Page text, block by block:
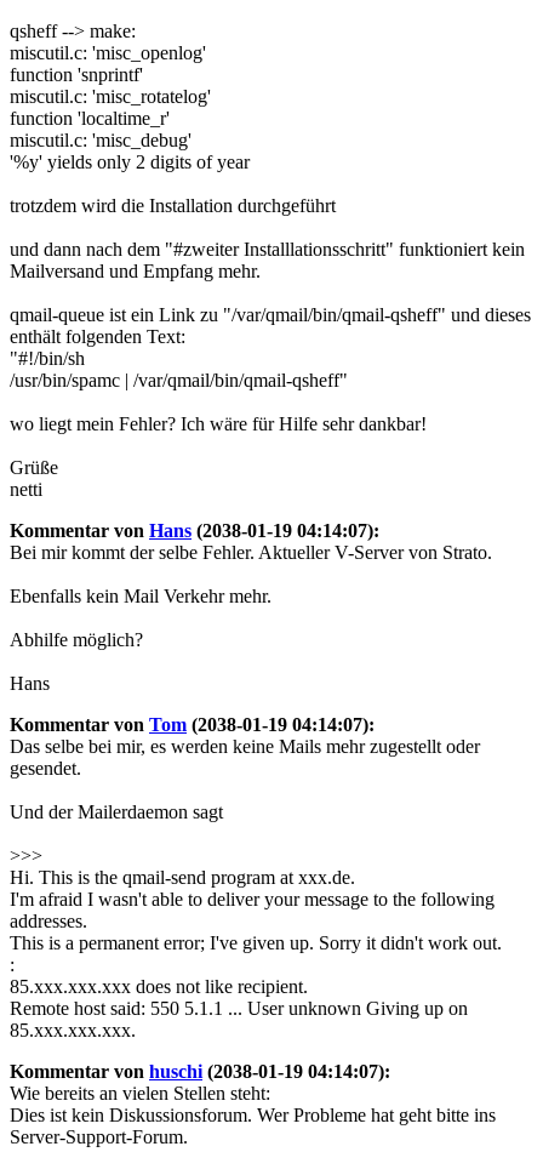
qsheff --> make:
miscutil.c: 'misc_openlog'
function 'snprintf'
miscutil.c: 'misc_rotatelog'
function 'localtime_r'
miscutil.c: 'misc_debug'
'%y' yields only 2 digits of year
trotzdem wird die Installation durchgeführt
und dann nach dem "#zweiter Installlationsschritt" funktioniert kein
Mailversand und Empfang mehr.
qmail-queue ist ein Link zu "/var/qmail/bin/qmail-qsheff" und dieses
enthält folgenden Text:
"#!/bin/sh
/usr/bin/spamc | /var/qmail/bin/qmail-qsheff"
wo liegt mein Fehler? Ich wäre für Hilfe sehr dankbar!
Grüße
netti
Kommentar von Hans (2038-01-19 04:14:07):
Bei mir kommt der selbe Fehler. Aktueller V-Server von Strato.
Ebenfalls kein Mail Verkehr mehr.
Abhilfe möglich?
Hans
Kommentar von Tom (2038-01-19 04:14:07):
Das selbe bei mir, es werden keine Mails mehr zugestellt oder
gesendet.
Und der Mailerdaemon sagt
>>>
Hi. This is the qmail-send program at xxx.de.
I'm afraid I wasn't able to deliver your message to the following
addresses.
This is a permanent error; I've given up. Sorry it didn't work out.
:
85.xxx.xxx.xxx does not like recipient.
Remote host said: 550 5.1.1 ... User unknown Giving up on
85.xxx.xxx.xxx.
Kommentar von huschi (2038-01-19 04:14:07):
Wie bereits an vielen Stellen steht:
Dies ist kein Diskussionsforum. Wer Probleme hat geht bitte ins
Server-Support-Forum.